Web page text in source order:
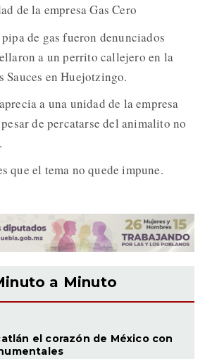
de la empresa Gas Cero
de gas fueron denunciados
a un perrito callejero en la
Sauces en Huejotzingo.
a una unidad de la empresa
de percatarse del animalito no
que el tema no quede impune.
a Minuto
el corazón de México con